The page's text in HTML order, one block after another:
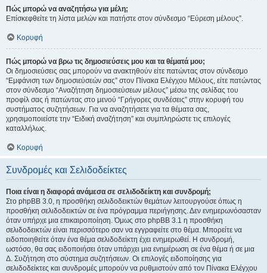
Πώς μπορώ να αναζητήσω για μέλη;
Επίσκεφθείτε τη λίστα μελών και πατήστε στον σύνδεσμο “Εύρεση μέλους”.
Κορυφή
Πώς μπορώ να βρω τις δημοσιεύσεις μου και τα θέματά μου;
Οι δημοσιεύσεις σας μπορούν να ανακτηθούν είτε πατώντας στον σύνδεσμο
“Εμφάνιση των δημοσιεύσεών σας” στον Πίνακα Ελέγχου Μέλους, είτε πατώντας
στον σύνδεσμο “Αναζήτηση δημοσιεύσεων μέλους” μέσω της σελίδας του
προφίλ σας ή πατώντας στο μενού “Γρήγορες συνδέσεις” στην κορυφή του
συστήματος συζητήσεων. Για να αναζητήσετε για τα θέματα σας,
χρησιμοποιείστε την “Ειδική αναζήτηση” και συμπληρώστε τις επιλογές
καταλλήλως.
Κορυφή
Συνδρομές και Σελιδοδείκτες
Ποια είναι η διαφορά ανάμεσα σε σελιδοδείκτη και συνδρομή;
Στο phpBB 3.0, η προσθήκη σελιδοδεικτών θεμάτων λειτουργούσε όπως η
προσθήκη σελιδοδεικτών σε ένα πρόγραμμα περιήγησης. Δεν ενημερωνόσασταν
όταν υπήρχε μια επικαιροποίηση. Όμως στο phpBB 3.1 η προσθήκη
σελιδοδεικτών είναι περισσότερο σαν να εγγραφείτε στο θέμα. Μπορείτε να
ειδοποιηθείτε όταν ένα θέμα σελιδοδείκτη έχει ενημερωθεί. Η συνδρομή,
ωστόσο, θα σας ειδοποιήσει όταν υπάρχει μια ενημέρωση σε ένα θέμα ή σε μια
Δ. Συζήτηση στο σύστημα συζητήσεων. Οι επιλογές ειδοποίησης για
σελιδοδείκτες και συνδρομές μπορούν να ρυθμιστούν από τον Πίνακα Ελέγχου